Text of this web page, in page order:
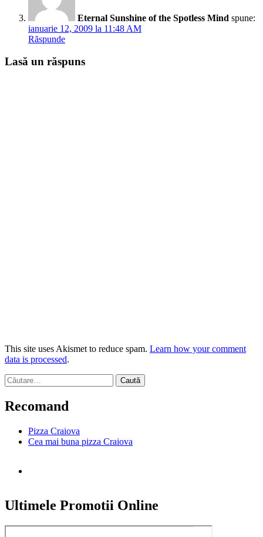
Eternal Sunshine of the Spotless Mind spune:
ianuarie 12, 2009 la 11:48 AM
Răspunde
Lasă un răspuns
This site uses Akismet to reduce spam. Learn how your comment
data is processed.
Caută
după:
Recomand
Pizza Craiova
Cea mai buna pizza Craiova
Ultimele Promotii Online